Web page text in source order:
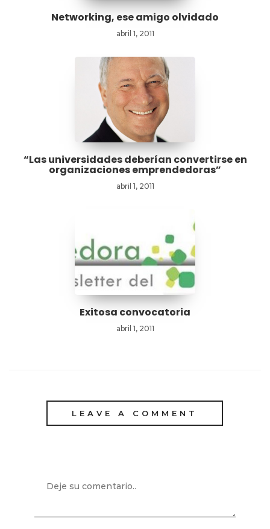
Networking, ese amigo olvidado
abril 1, 2011
“Las universidades deberían convertirse en
organizaciones emprendedoras”
abril 1, 2011
Exitosa convocatoria
abril 1, 2011
LEAVE A COMMENT